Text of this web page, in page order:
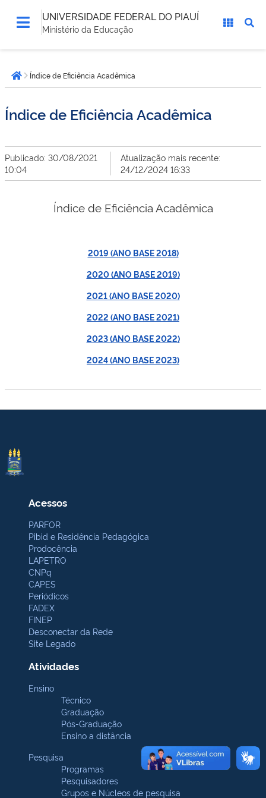
UNIVERSIDADE FEDERAL DO PIAUÍ
Ministério da Educação
está
aqui:Página inicial
Índice de Eficiência Acadêmica
Índice de Eficiência Acadêmica
Publicado: 30/08/2021
10:04
Atualização mais recente:
24/12/2024 16:33
Índice de Eficiência Acadêmica
2019 (ANO BASE 2018)
2020 (ANO BASE 2019)
2021 (ANO BASE 2020)
2022 (ANO BASE 2021)
2023 (ANO BASE 2022)
2024 (ANO BASE 2023)
Acessos
PARFOR
Pibid e Residência Pedagógica
Prodocência
LAPETRO
CNPq
CAPES
Periódicos
FADEX
FINEP
Desconectar da Rede
Site Legado
Atividades
Ensino
Técnico
Graduação
Pós-Graduação
Ensino a distância
Pesquisa
Programas
Pesquisadores
Grupos e Núcleos de pesquisa